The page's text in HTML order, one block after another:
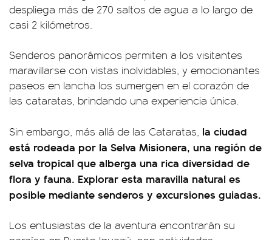
despliega más de 270 saltos de agua a lo largo de
casi 2 kilómetros.
Senderos panorámicos permiten a los visitantes
maravillarse con vistas inolvidables, y emocionantes
paseos en lancha los sumergen en el corazón de
las cataratas, brindando una experiencia única.
Sin embargo, más allá de las Cataratas, la ciudad
está rodeada por la Selva Misionera, una región de
selva tropical que alberga una rica diversidad de
flora y fauna. Explorar esta maravilla natural es
posible mediante senderos y excursiones guiadas.
Los entusiastas de la aventura encontrarán su